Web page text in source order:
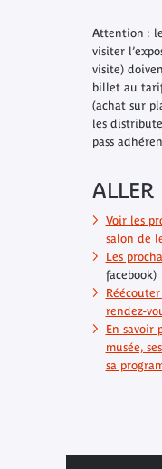
Attention :
visiter
visite)
billet au
(achat sur
les
pass
ALLER
Voir les
salon de
Les
facebook)
rendez-
En savoir
musée,
sa